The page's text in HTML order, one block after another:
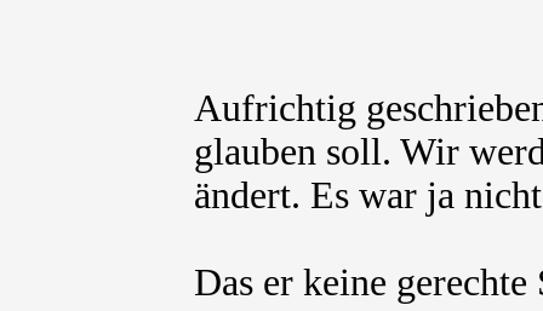
Aufrichtig
glauben soll. Wir
ändert. Es war ja
Das er keine